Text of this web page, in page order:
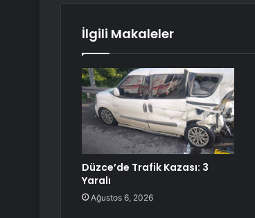
İlgili Makaleler
Düzce’de Trafik Kazası: 3
Yaralı
Ağustos 6, 2026